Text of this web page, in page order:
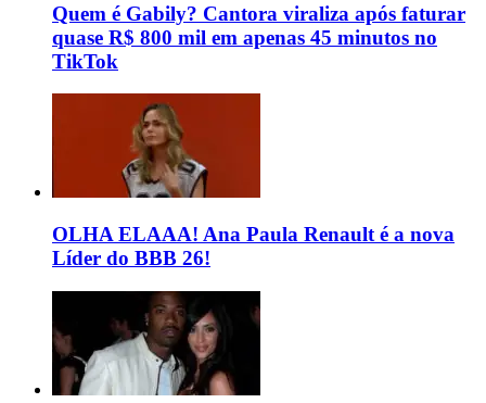
Quem é Gabily? Cantora viraliza após faturar
quase R$ 800 mil em apenas 45 minutos no
TikTok
OLHA ELAAA! Ana Paula Renault é a nova
Líder do BBB 26!